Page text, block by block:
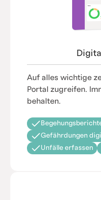
Auf alles wichtige
Portal zugreifen.
behalten.
Gefährdungen
Unfälle erfassen